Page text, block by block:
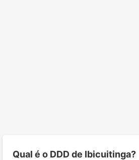
Qual é o DDD de Ibicuitinga?